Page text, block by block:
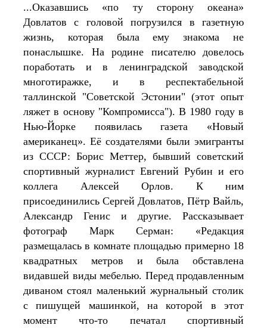
...Оказавшись «по ту сторону океана»
Довлатов с головой погрузился в газетную
жизнь, которая была ему знакома не
понаслышке. На родине писателю довелось
поработать и в ленинградской заводской
многотиражке, и в респектабельной
таллинской "Советской Эстонии" (этот опыт
ляжет в основу "Компромисса"). В 1980 году в
Нью-Йорке появилась газета «Новый
американец». Её создателями были эмигранты
из СССР: Борис Меттер, бывший советский
спортивный журналист Евгений Рубин и его
коллега Алексей Орлов. К ним
присоединились Сергей Довлатов, Пётр Вайль,
Александр Генис и другие. Рассказывает
фотограф Марк Серман: «Редакция
размещалась в комнате площадью примерно 18
квадратных метров и была обставлена
видавшей виды мебелью. Перед продавленным
диваном стоял маленький журнальный столик
с пишущей машинкой, на которой в этот
момент что-то печатал спортивный